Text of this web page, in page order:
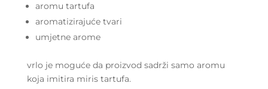
aromu tartufa
aromatizirajuće tvari
umjetne arome
vrlo je moguće da proizvod sadrži samo aromu
koja imitira miris tartufa.